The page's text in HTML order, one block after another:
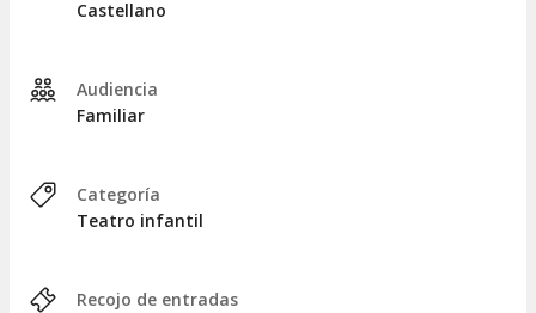
Castellano
Audiencia
Familiar
Categoría
Teatro infantil
Recojo de entradas